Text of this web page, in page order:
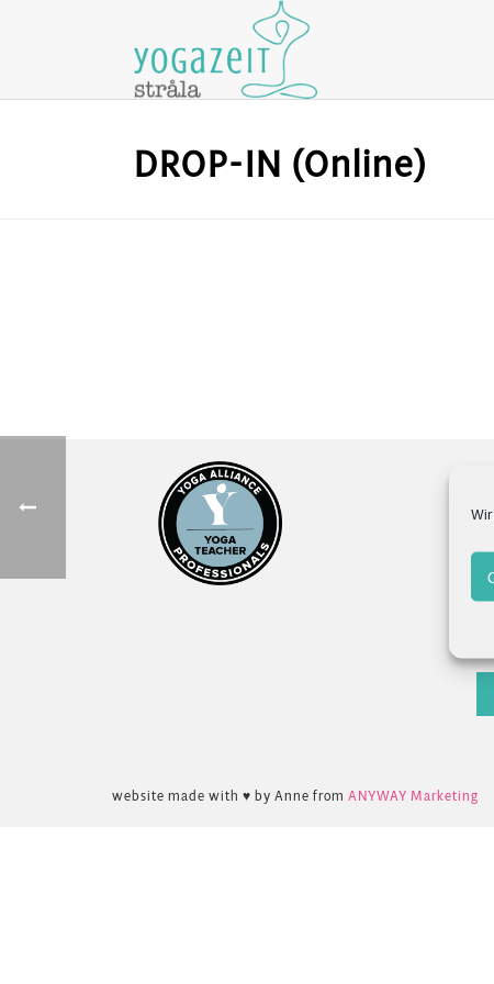
Wir
DROP-IN (Online)
website made with ♥ by Anne from ANYWAY Marketing